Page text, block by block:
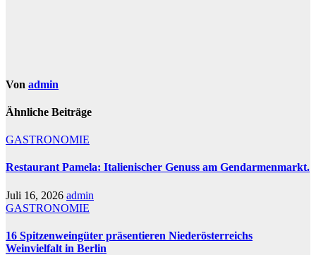
Von admin
Ähnliche Beiträge
GASTRONOMIE
Restaurant Pamela: Italienischer Genuss am Gendarmenmarkt.
Juli 16, 2026 admin
GASTRONOMIE
16 Spitzenweingüter präsentieren Niederösterreichs
Weinvielfalt in Berlin